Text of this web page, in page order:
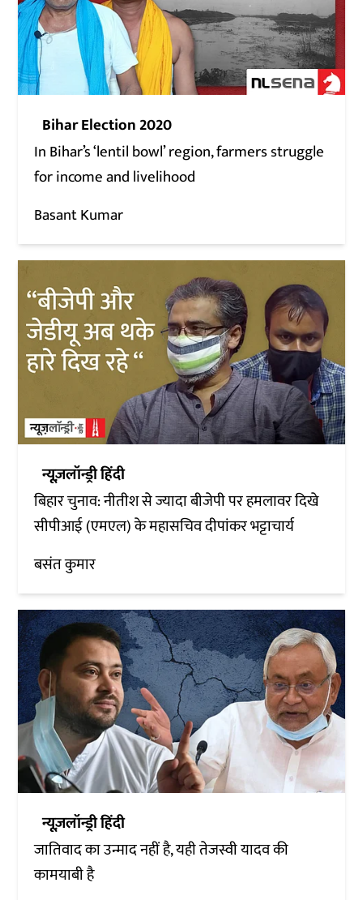
Bihar Election 2020
In Bihar’s ‘lentil bowl’ region, farmers struggle
for income and livelihood
Basant Kumar
न्यूज़लॉन्ड्री हिंदी
बिहार चुनाव: नीतीश से ज्यादा बीजेपी पर हमलावर दिखे
सीपीआई (एमएल) के महासचिव दीपांकर भट्टाचार्य
बसंत कुमार
न्यूज़लॉन्ड्री हिंदी
जातिवाद का उन्माद नहीं है, यही तेजस्वी यादव की
कामयाबी है